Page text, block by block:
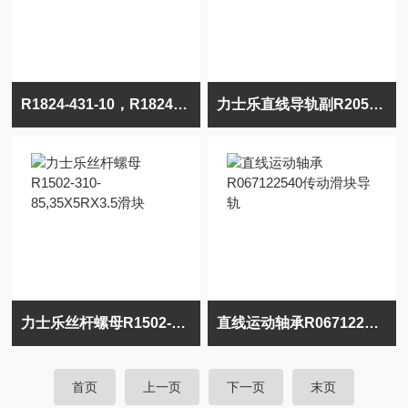
R1824-431-10，R1824-412-10滑块福业有货 力士乐直线导轨副R205A22220，R205A71320
力士乐丝杆螺母R1502-310-85,35X5RX3.5滑块 直线运动轴承R067122540传动滑块导轨
首页 上一页 下一页 末页